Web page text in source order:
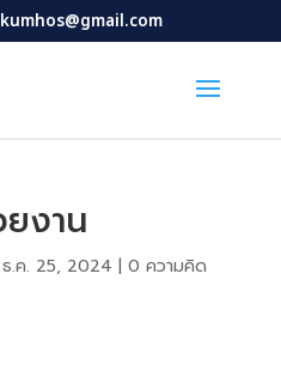
kumhos@gmail.com
งาน
ธ.ค. 25, 2024 | 0 ความคิด